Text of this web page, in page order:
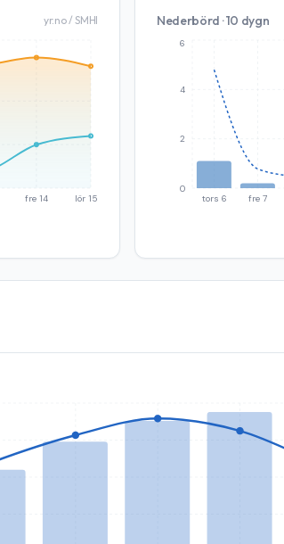
yr.no / SMHI
fre 14 lör 15
Nederbörd · 10 dygn
tors 6 fre 7
0
2
4
6